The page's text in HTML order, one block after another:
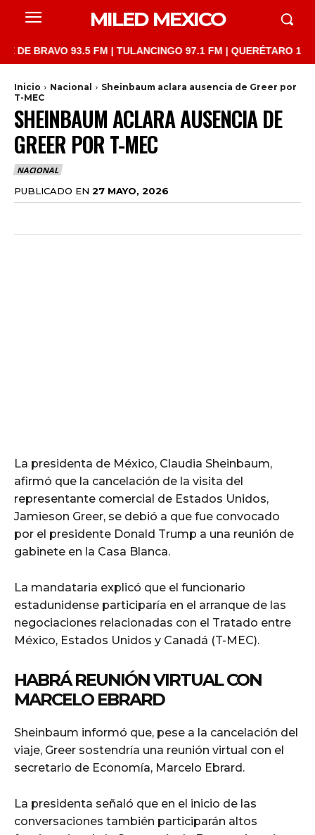
MILED MEXICO
93.5 FM | TULANCINGO 97.1 FM | QUERÉTARO 103.1
Inicio Nacional
Sheinbaum aclara ausencia de Greer por
T-MEC
SHEINBAUM ACLARA AUSENCIA DE
GREER POR T-MEC
NACIONAL
PUBLICADO EN 27 MAYO, 2026
La presidenta de México, Claudia Sheinbaum,
afirmó que la cancelación de la visita del
representante comercial de Estados Unidos,
Jamieson Greer, se debió a que fue convocado
por el presidente Donald Trump a una reunión de
gabinete en la Casa Blanca.
La mandataria explicó que el funcionario
estadunidense participaría en el arranque de las
negociaciones relacionadas con el Tratado entre
México, Estados Unidos y Canadá (T-MEC).
HABRÁ REUNIÓN VIRTUAL CON
MARCELO EBRARD
Sheinbaum informó que, pese a la cancelación del
viaje, Greer sostendría una reunión virtual con el
secretario de Economía, Marcelo Ebrard.
La presidenta señaló que en el inicio de las
conversaciones también participarán altos